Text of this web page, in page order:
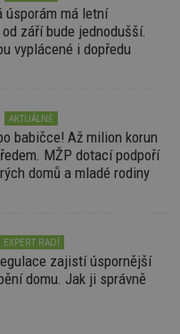
úsporám má letní
září bude jednodušší.
vyplácené i dopředu
AKTUÁLNĚ
babičce! Až milion korun
MŽP dotací podpoří
domů a mladé rodiny
EXPERT RADÍ
zajistí úspornější
domu. Jak ji správně